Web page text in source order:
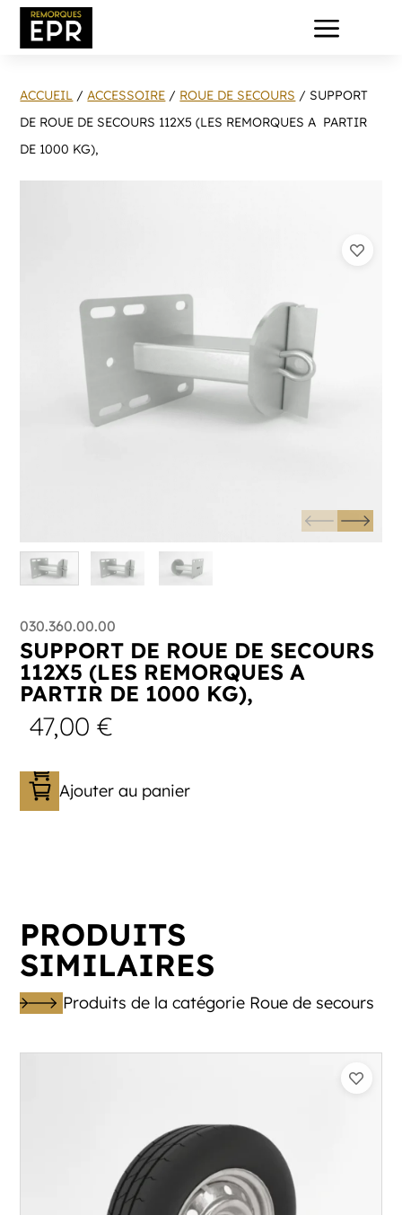
a
ACCUEIL /ACCESSOIRE / ROUE DE SECOURS / SUPPORT
DE ROUE DE SECOURS 112X5 (LES REMORQUES A PARTIR
DE 1000 KG),
030.360.00.00
SUPPORT DE ROUE DE SECOURS
112X5 (LES REMORQUES A
PARTIR DE 1000 KG),
47,00€
Ajouter au panier
PRODUITS
SIMILAIRES
Produits de la catégorie Roue de secours